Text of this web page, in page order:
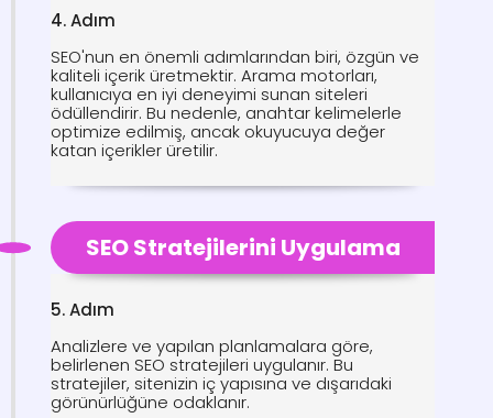
4. Adım
SEO'nun en önemli adımlarından biri, özgün ve
kaliteli içerik üretmektir. Arama motorları,
kullanıcıya en iyi deneyimi sunan siteleri
ödüllendirir. Bu nedenle, anahtar kelimelerle
optimize edilmiş, ancak okuyucuya değer
katan içerikler üretilir.
SEO Stratejilerini Uygulama
5. Adım
Analizlere ve yapılan planlamalara göre,
belirlenen SEO stratejileri uygulanır. Bu
stratejiler, sitenizin iç yapısına ve dışarıdaki
görünürlüğüne odaklanır.